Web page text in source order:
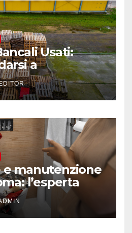
Usati:
a
del Settore
e manutenzione
l’esperta
D’Alessio